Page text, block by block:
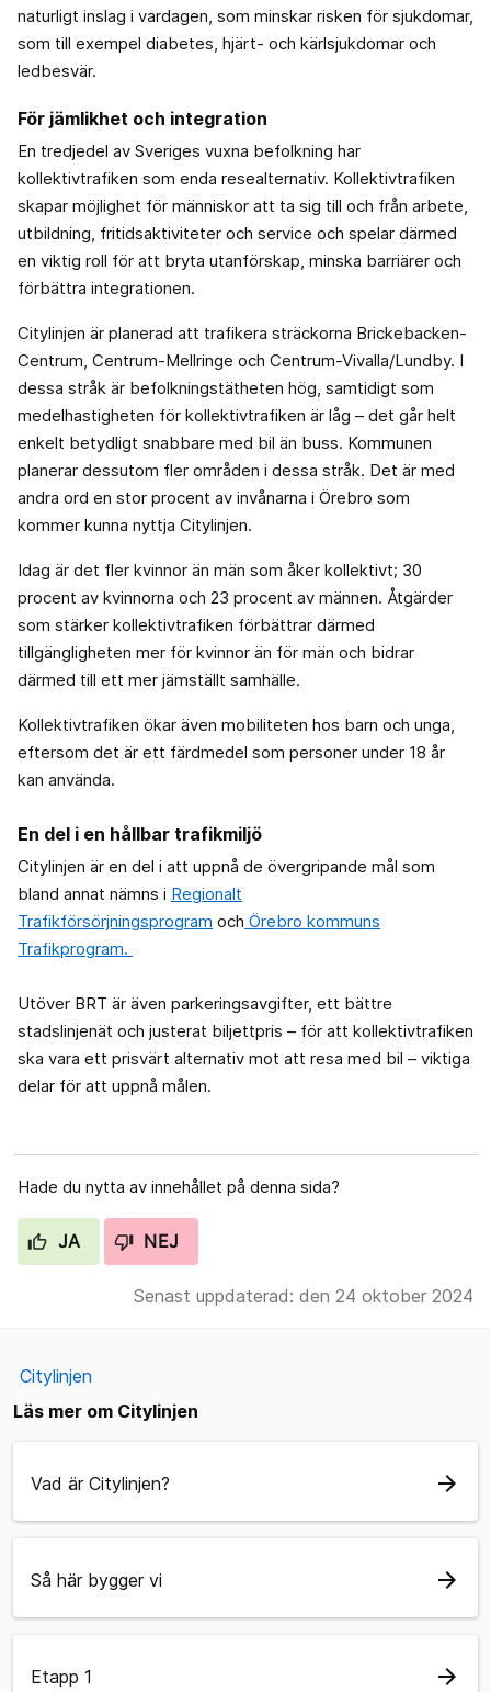
naturligt inslag i vardagen, som minskar risken för sjukdomar,
som till exempel diabetes, hjärt- och kärlsjukdomar och
ledbesvär.
För jämlikhet och integration
En tredjedel av Sveriges vuxna befolkning har
kollektivtrafiken som enda resealternativ. Kollektivtrafiken
skapar möjlighet för människor att ta sig till och från arbete,
utbildning, fritidsaktiviteter och service och spelar därmed
en viktig roll för att bryta utanförskap, minska barriärer och
förbättra integrationen.
Citylinjen är planerad att trafikera sträckorna Brickebacken-
Centrum, Centrum-Mellringe och Centrum-Vivalla/Lundby. I
dessa stråk är befolkningstätheten hög, samtidigt som
medelhastigheten för kollektivtrafiken är låg – det går helt
enkelt betydligt snabbare med bil än buss. Kommunen
planerar dessutom fler områden i dessa stråk. Det är med
andra ord en stor procent av invånarna i Örebro som
kommer kunna nyttja Citylinjen.
Idag är det fler kvinnor än män som åker kollektivt; 30
procent av kvinnorna och 23 procent av männen. Åtgärder
som stärker kollektivtrafiken förbättrar därmed
tillgängligheten mer för kvinnor än för män och bidrar
därmed till ett mer jämställt samhälle.
Kollektivtrafiken ökar även mobiliteten hos barn och unga,
eftersom det är ett färdmedel som personer under 18 år
kan använda.
En del i en hållbar trafikmiljö
Citylinjen är en del i att uppnå de övergripande mål som
bland annat nämns i Regionalt
Trafikförsörjningsprogram och Örebro kommuns
Trafikprogram.
Utöver BRT är även parkeringsavgifter, ett bättre
stadslinjenät och justerat biljettpris – för att kollektivtrafiken
ska vara ett prisvärt alternativ mot att resa med bil – viktiga
delar för att uppnå målen.
Hade du nytta av innehållet på denna sida?
JA NEJ
Senast uppdaterad: den 24 oktober 2024
Citylinjen
Läs mer om Citylinjen
Vad är Citylinjen? arrow_forward
Så här bygger vi arrow_forward
Etapp 1 arrow_forward